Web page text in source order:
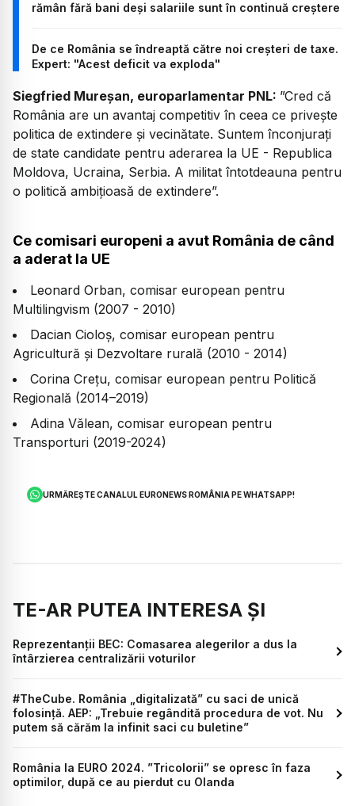
rămân fără bani deși salariile sunt în continuă creștere
De ce România se îndreaptă către noi creșteri de taxe.
Expert: "Acest deficit va exploda"
Siegfried Mureșan, europarlamentar PNL: ”Cred că
România are un avantaj competitiv în ceea ce privește
politica de extindere și vecinătate. Suntem înconjurați
de state candidate pentru aderarea la UE - Republica
Moldova, Ucraina, Serbia. A militat întotdeauna pentru
o politică ambițioasă de extindere”.
Ce comisari europeni a avut România de când
a aderat la UE
Leonard Orban, comisar european pentru
Multilingvism (2007 - 2010)
Dacian Cioloș, comisar european pentru
Agricultură și Dezvoltare rurală (2010 - 2014)
Corina Crețu, comisar european pentru Politică
Regională (2014–2019)
Adina Vălean, comisar european pentru
Transporturi (2019-2024)
URMĂREȘTE CANALUL EURONEWS ROMÂNIA PE WHATSAPP!
TE-AR PUTEA INTERESA ȘI
Reprezentanții BEC: Comasarea alegerilor a dus la
întârzierea centralizării voturilor
#TheCube. România „digitalizată” cu saci de unică
folosință. AEP: „Trebuie regândită procedura de vot. Nu
putem să cărăm la infinit saci cu buletine”
România la EURO 2024. ”Tricolorii” se opresc în faza
optimilor, după ce au pierdut cu Olanda